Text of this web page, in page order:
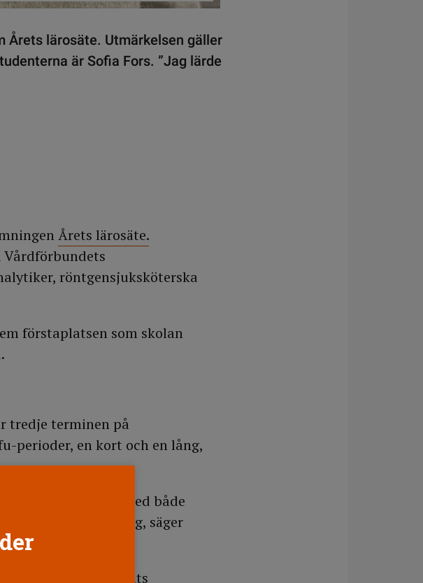
Årets lärosäte. Utmärkelsen gäller
är Sofia Fors. ”Jag lärde
Årets lärosäte.
Vårdförbundets
röntgensjuksköterska
förstaplatsen som skolan
tredje terminen på
perioder, en kort och en lång,
mycket. Jag gick med både
förebilder för mig, säger
Students